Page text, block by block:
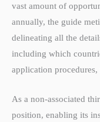
vast amount of
annually, the guide
delineating all the
including which
application
As a non-associated
position, enabling its